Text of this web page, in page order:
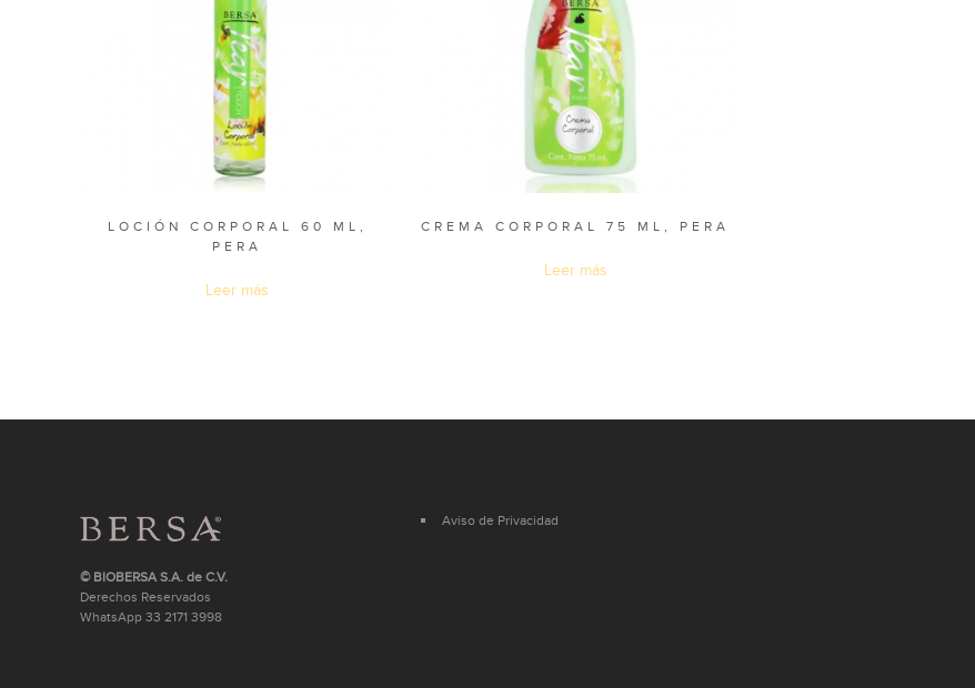
LOCIÓN CORPORAL 60 ML,
PERA
Leer más
CREMA CORPORAL 75 ML, PERA
Leer más
© BIOBERSA S.A. de C.V.
Derechos Reservados
WhatsApp 33 2171 3998
Aviso de Privacidad